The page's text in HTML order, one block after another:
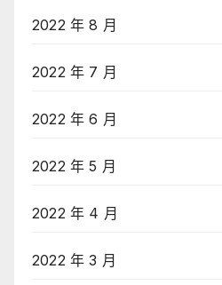
2022 年 8 月
2022 年 7 月
2022 年 6 月
2022 年 5 月
2022 年 4 月
2022 年 3 月